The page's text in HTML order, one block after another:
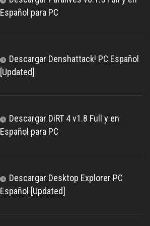
Español para PC
Descargar Denshattack! PC Español
[Updated]
Descargar DiRT 4 v1.8 Full y en
Español para PC
Descargar Desktop Explorer PC
Español [Updated]